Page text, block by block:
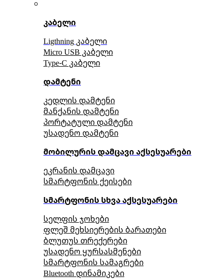
კაბელი
Ligthning კაბელი
Micro USB კაბელი
Type-C კაბელი
დამტენი
კედლის დამტენი
მანქანის დამტენი
პორტატული დამტენი
უსადენო დამტენი
მობილურის დამცავი აქსესუარები
ეკრანის დამცავი
სმარტფონის ქეისები
სმარტფონის სხვა აქსესუარები
სელფის ჯოხები
ფლეშ მეხსიერების ბარათები
ბლუთუს თრექერები
უსადენო ყურსასმენები
სმარტფონის სამაგრები
Bluetooth დინამიკები